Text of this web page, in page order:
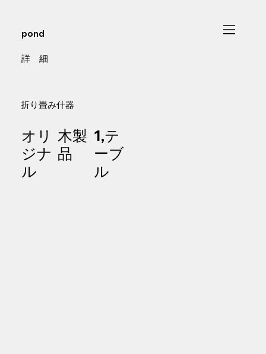
​詳 細
pond
折り畳み什器
木製
品
1,テ
ーブ
ル
オリ
ジナ
ル